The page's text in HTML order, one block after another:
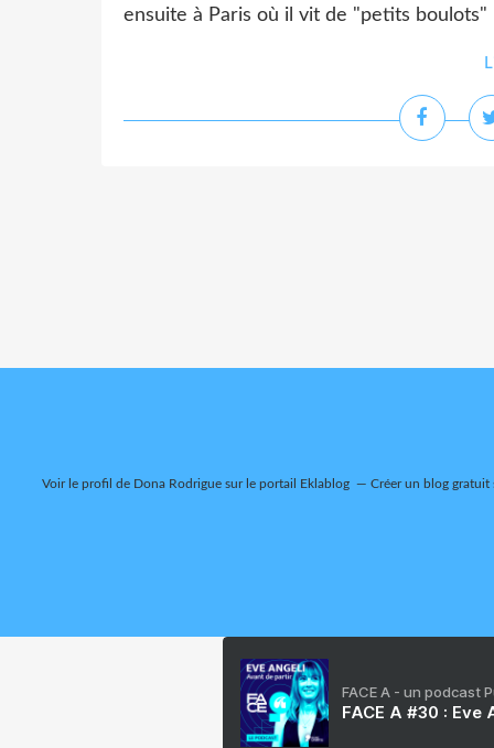
ensuite à Paris où il vit de "petits
Voir le profil de Dona Rodriguesur le portail Eklablog Créer un blog gratuit
FACE A - un podcast
FACE A #30 :